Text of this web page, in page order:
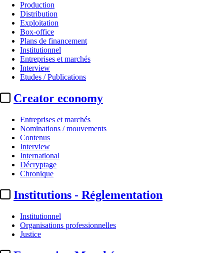
Production
Distribution
Exploitation
Box-office
Plans de financement
Institutionnel
Entreprises et marchés
Interview
Etudes / Publications
Creator economy
Entreprises et marchés
Nominations / mouvements
Contenus
Interview
International
Décryptage
Chronique
Institutions - Réglementation
Institutionnel
Organisations professionnelles
Justice